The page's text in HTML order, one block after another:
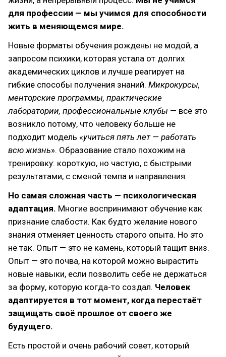
для профессии — мы учимся для способности
жить в меняющемся мире.
Новые форматы обучения рождены не модой, а
запросом психики, которая устала от долгих
академических циклов и лучше реагирует на
гибкие способы получения знаний. Микрокурсы,
менторские программы, практические
лаборатории, профессиональные клубы — всё это
возникло потому, что человеку больше не
подходит модель «учиться пять лет — работать
всю жизнь». Образование стало похожим на
тренировку: короткую, но частую, с быстрыми
результатами, с сменой темпа и направления.
Но самая сложная часть — психологическая
адаптация. Многие воспринимают обучение как
признание слабости. Как будто желание нового
знания отменяет ценность старого опыта. Но это
не так. Опыт — это не камень, который тащит вниз.
Опыт — это почва, на которой можно вырастить
новые навыки, если позволить себе не держаться
за форму, которую когда-то создал. Человек
адаптируется в тот момент, когда перестаёт
защищать своё прошлое от своего же
будущего.
Есть простой и очень рабочий совет, который